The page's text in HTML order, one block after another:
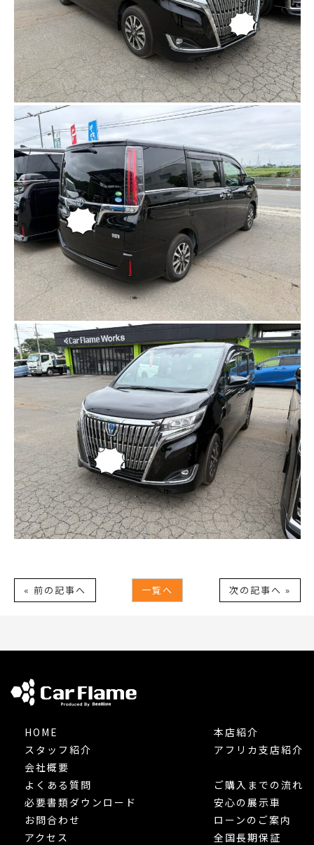
« 前の記事へ 一覧へ 次の記事へ »
HOME
スタッフ紹介
会社概要
本店紹介
アフリカ支店紹介
よくある質問
必要書類ダウンロード
お問合わせ
アクセス
ご購入までの流れ
安心の展示車
ローンのご案内
全国長期保証